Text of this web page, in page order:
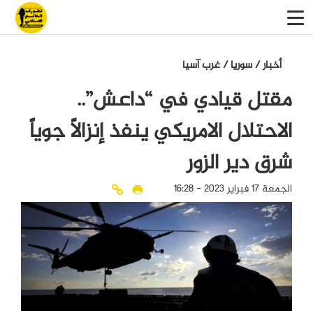
أخبار/سوريا/غرب آسيا
مقتل قيادي في “داعش”..
الاحتلال الامريكي ينفذ إنزالاً جوياً
شرق دير الزور
الجمعة 17 فبراير 2023 - 16:28